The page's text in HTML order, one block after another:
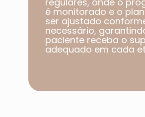
é monitorado e o
ser ajustado
necessário,
paciente receba o
adequado em cada